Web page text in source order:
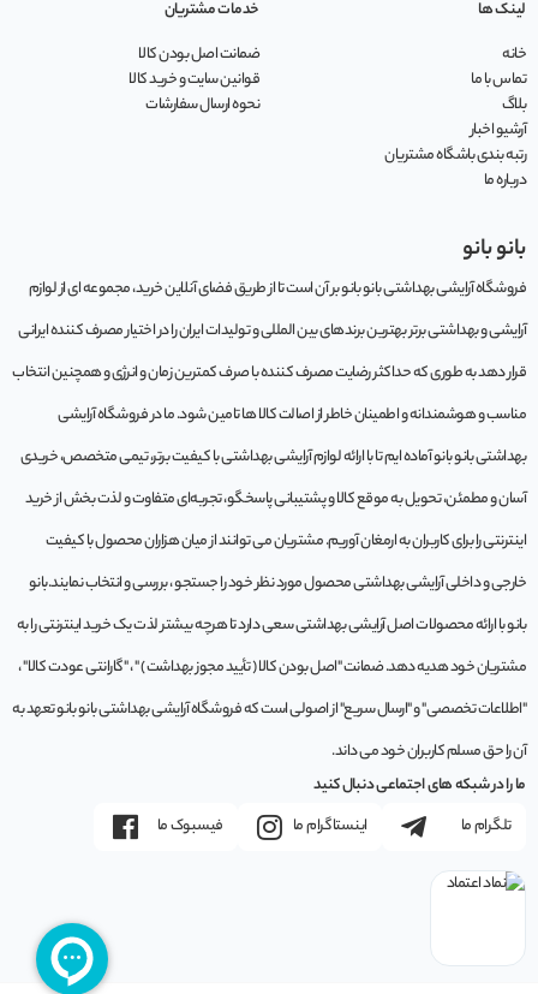
لینک ها
خانه
تماس با ما
بلاگ
آرشیو اخبار
رتبه بندی باشگاه مشتریان
درباره ما
خدمات مشتریان
ضمانت اصل بودن کالا
قوانین سایت و خرید کالا
نحوه ارسال سفارشات
بانو بانو
فروشگاه آرایشی بهداشتی بانو بانو بر آن است تا از طریق فضای آنلاین خرید، مجموعه‌ ای از لوازم
آرایشی و بهداشتی برتر بهترین برندهای بین المللی و تولیدات ایران را در اختیار مصرف کننده ایرانی
قرار دهد به طوری که حداکثر رضایت مصرف کننده با صرف کمترین زمان و انرژی و همچنین انتخاب
مناسب و هوشمندانه و اطمینان خاطر از اصالت کالا ها تامین شود. ما در فروشگاه آرایشی
بهداشتی بانو بانو آماده ایم تا با ارائه لوازم آرایشی بهداشتی با کیفیت برتر، تیمی متخصص، خریدی
آسان و مطمئن، تحویل به موقع کالا و پشتیبانی پاسخگو، تجربه‌ای متفاوت و لذت بخش از خرید
اینترنتی را برای کاربران به ارمغان آوریم. مشتريان می توانند از ميان هزاران محصول با کيفيت
خارجی و داخلی آرایشی بهداشتی محصول مورد نظر خود را جستجو ، بررسی و انتخاب نمايند.بانو
بانو با ارائه محصولات اصل آرایشی بهداشتی سعی دارد تا هرچه بیشتر لذت یک خرید اینترنتی را به
مشتریان خود هدیه دهد. ضمانت "اصل بودن کالا ( تأیید مجوز بهداشت ) " ، "گارانتی عودت کالا" ،
"اطلاعات تخصصی" و "ارسال سریع" از اصولی است که فروشگاه آرایشی بهداشتی بانو بانو تعهد به
آن را حق مسلم کاربران خود می داند.
ما را در شبکه های اجتماعی دنبال کنید
تلگرام ما
اینستاگرام ما فیسبوک ما